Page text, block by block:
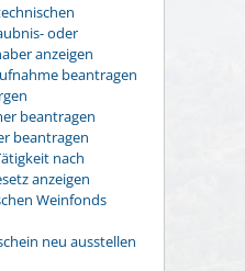
oder
anzeigen
beantragen
beantragen
beantragen
nach
anzeigen
Weinfonds
neu ausstellen